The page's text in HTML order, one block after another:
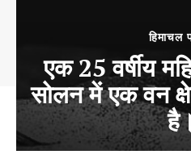
हिमाचल
एक 25 वर्षीय
सोलन में एक वन